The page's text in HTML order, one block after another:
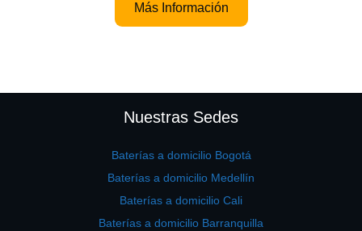
Más Información
Nuestras Sedes
Baterías a domicilio Bogotá
Baterías a domicilio Medellín
Baterías a domicilio Cali
Baterías a domicilio Barranquilla